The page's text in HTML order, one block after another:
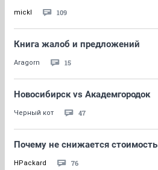
mickl 109
Книга жалоб и предложений
Aragorn 15
Новосибирск vs Академгородок
Черный кот 47
Почему не снижается стоимость
HPackard 76